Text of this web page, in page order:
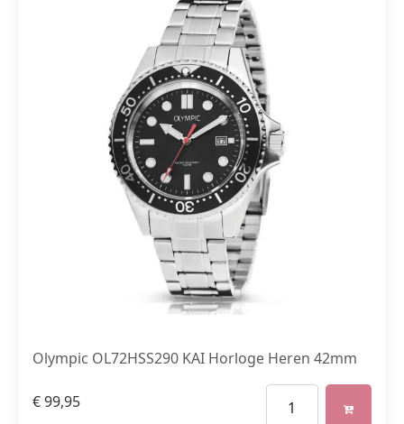
Olympic OL72HSS290 KAI Horloge Heren 42mm
€99,95